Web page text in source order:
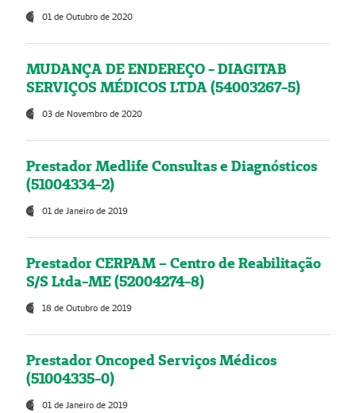
01 de Outubro de 2020
MUDANÇA DE ENDEREÇO - DIAGITAB
SERVIÇOS MÉDICOS LTDA (54003267-5)
03 de Novembro de 2020
Prestador Medlife Consultas e Diagnósticos
(51004334-2)
01 de Janeiro de 2019
Prestador CERPAM – Centro de Reabilitação
S/S Ltda-ME (52004274-8)
18 de Outubro de 2019
Prestador Oncoped Serviços Médicos
(51004335-0)
01 de Janeiro de 2019